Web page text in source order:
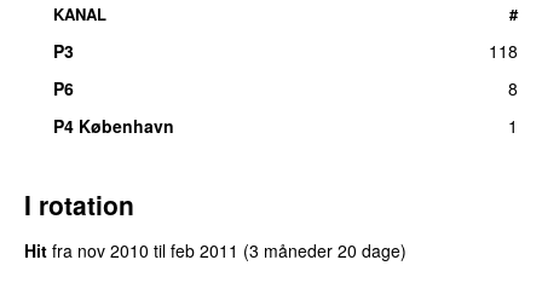
KANAL #
P3
118
P6
8
P4 København
1
I rotation
Hit fra nov 2010 til feb 2011 (3 måneder 20 dage)